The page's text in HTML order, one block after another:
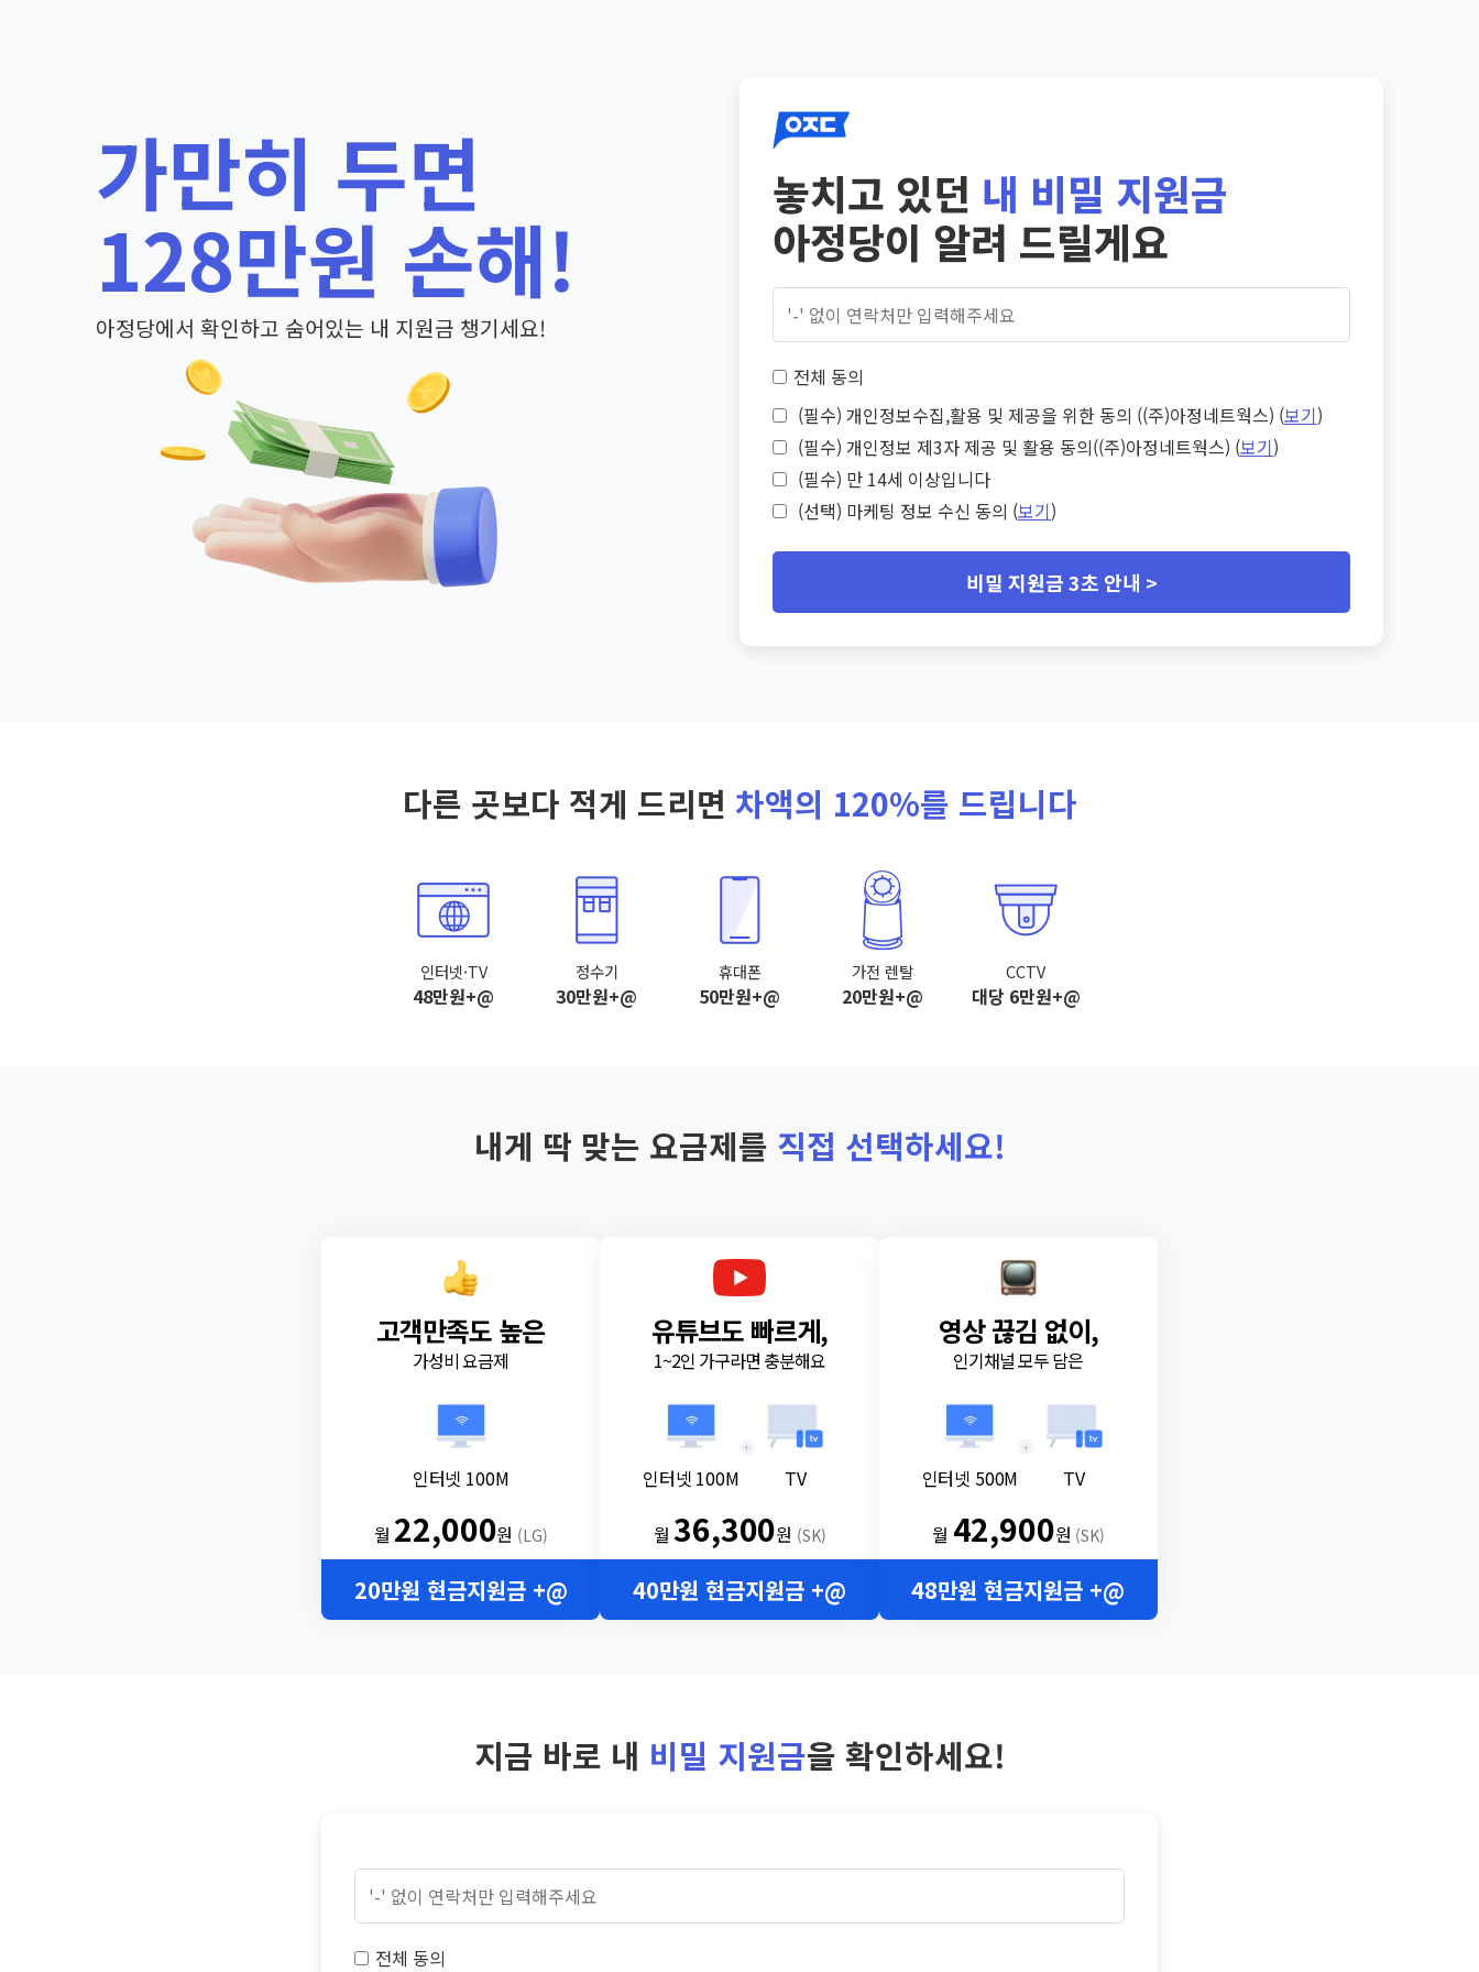
가만히 두면
128만원 손해!
아정당에서 확인하고 숨어있는 내 지원금 챙기세요!
놓치고 있던 내 비밀 지원금
아정당이 알려 드릴게요
전체 동의
(필수) 개인정보수집,활용 및 제공을 위한 동의 ((주)아정네트웍스) (보기)
(필수) 개인정보 제3자 제공 및 활용 동의((주)아정네트웍스) (보기)
(필수) 만 14세 이상입니다
(선택) 마케팅 정보 수신 동의 (보기)
비밀 지원금 3초 안내 >
다른 곳보다 적게 드리면 차액의 120%를 드립니다
인터넷·TV
48만원+@
정수기
30만원+@
휴대폰
50만원+@
가전 렌탈
20만원+@
CCTV
대당 6만원+@
내게 딱 맞는 요금제를 직접 선택하세요!
고객만족도 높은
가성비 요금제
인터넷 100M
월 22,000원 (LG)
20만원 현금지원금 +@
유튜브도 빠르게,
1~2인 가구라면 충분해요
인터넷 100M
+
TV
월36,300원 (SK)
40만원 현금지원금 +@
영상 끊김 없이,
인기채널 모두 담은
인터넷 500M
+
TV
월 42,900원 (SK)
48만원 현금지원금 +@
지금 바로 내 비밀 지원금을 확인하세요!
전체 동의